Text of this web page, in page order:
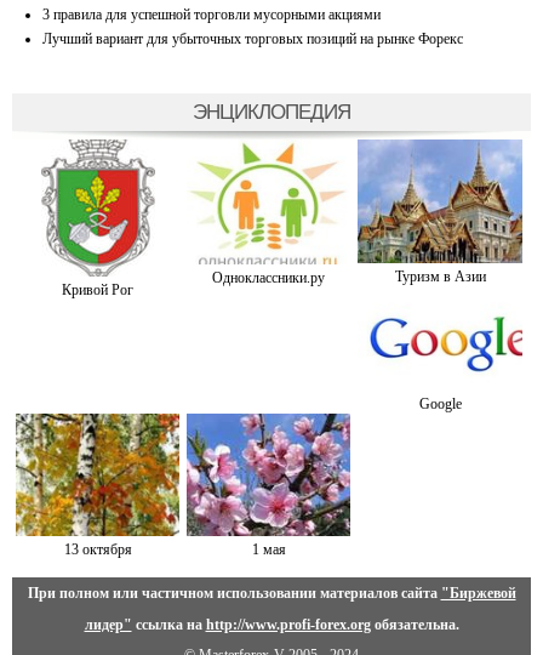
3 правила для успешной торговли мусорными акциями
Лучший вариант для убыточных торговых позиций на рынке Форекс
ЭНЦИКЛОПЕДИЯ
Кривой Рог
Одноклассники.ру Туризм в Азии
Google
13 октября 1 мая
При полном или частичном использовании материалов сайта "Биржевой
лидер" ссылка на http://www.profi-forex.orgобязательна.